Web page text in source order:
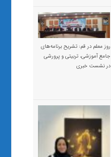
روز معلم در قم: تشریح برنامه‌های
جامع آموزشی، تربیتی و پرورشی
در نشست خبری